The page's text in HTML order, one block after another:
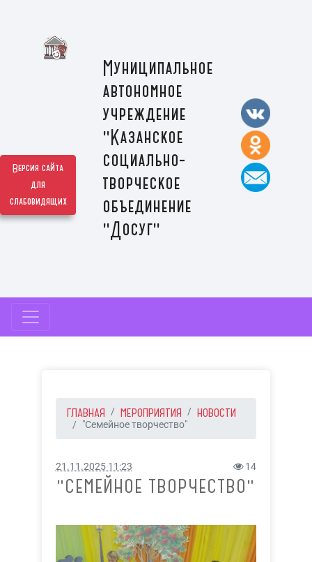
Версия сайта
для
слабовидящих
Муниципальное
автономное
учреждение
"Казанское
социально-
творческое
объединение
"Досуг"
ГЛАВНАЯ МЕРОПРИЯТИЯ НОВОСТИ
"Семейное творчество"
21.11.2025 11:23 14
"СЕМЕЙНОЕ ТВОРЧЕСТВО"